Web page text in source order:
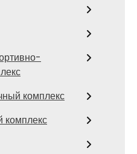
комплекс
комплекс